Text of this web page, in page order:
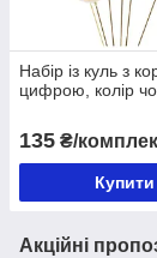
Набір із куль з
цифрою, колір
135 ₴/
Купити
Акційні